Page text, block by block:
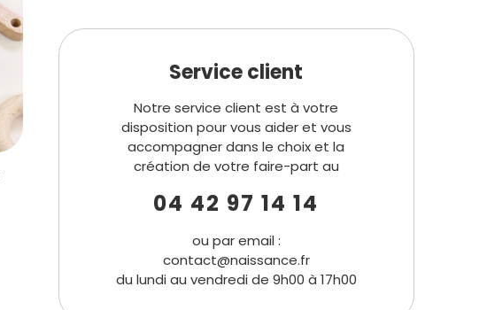
Service client
Notre service client est à votre
disposition pour vous aider et vous
accompagner dans le choix et la
création de votre faire-part au
04 42 97 14 14
ou par email :
contact@naissance.fr
du lundi au vendredi de 9h00 à 17h00